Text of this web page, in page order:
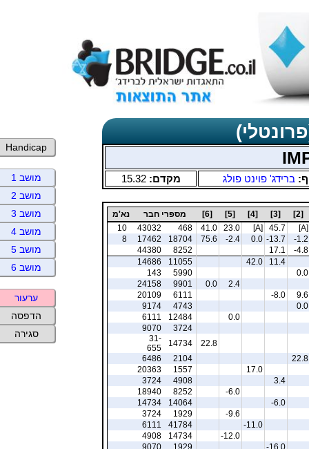
ברידג' פוינט פולג מקדם:15.32
[2]
[3]
[4]
[5]
[6] מספרי חבר
נא'מ
[A]
45.7
[A]
23.0
41.0
468
43032
10
-1.2
-13.7
0.0
-2.4
75.6
18704
17462
8
-4.8
17.1
8252
44380
11.4
42.0
11055
14686
0.0
5990
143
2.4
0.0
9901
24158
9.6
-8.0
6111
20109
0.0
4743
9174
0.0
12484
6111
3724
9070
22.8
14734
31-
655
22.8
2104
6486
17.0
1557
20363
3.4
4908
3724
-6.0
8252
18940
-6.0
14064
14734
-9.6
1929
3724
-11.0
41784
6111
-12.0
14734
4908
-16.0
1929
9070
Handicap
מושב 1
מושב 2
מושב 3
מושב 4
מושב 5
מושב 6
ערעור
הדפסה
סגירה